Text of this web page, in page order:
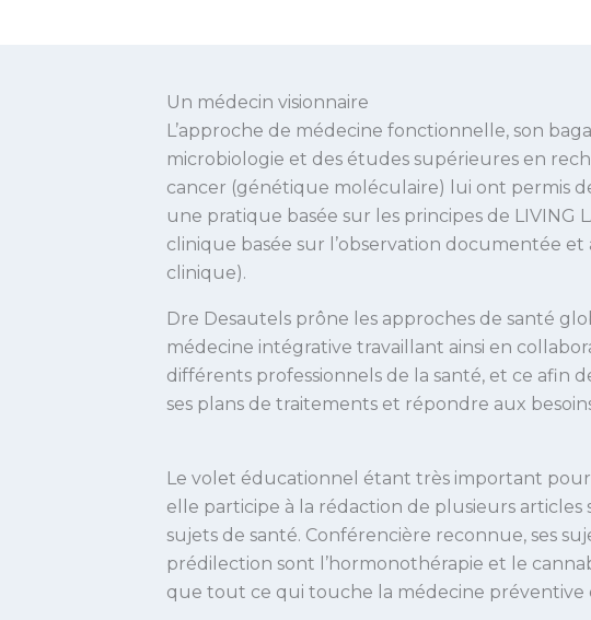
Un médecin visionnaire
L’approche de médecine fonctionnelle, son
microbiologie et des études supérieures en
cancer (génétique moléculaire) lui ont permis
une pratique basée sur les principes de LIVING
clinique basée sur l’observation documentée
clinique).
Dre Desautels prône les approches de santé
médecine intégrative travaillant ainsi en
différents professionnels de la santé, et ce afin
ses plans de traitements et répondre aux
Le volet éducationnel étant très important pour
elle participe à la rédaction de plusieurs articles
sujets de santé. Conférencière reconnue, ses
prédilection sont l’hormonothérapie et le
que tout ce qui touche la médecine préventive